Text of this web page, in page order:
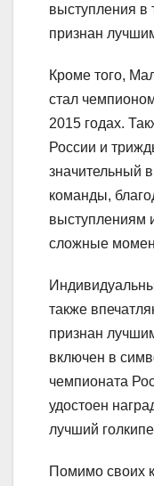
выступления
признан
Кроме того,
стал
2015 годах.
России и
значительный
команды,
выступлениям
сложные
также
признан
включен в
чемпионата
удостоен
лучший
Помимо своих